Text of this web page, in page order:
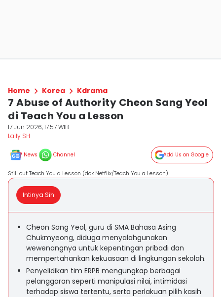
Home Korea Kdrama
7 Abuse of Authority Cheon Sang Yeol
di Teach You a Lesson
17 Jun 2026, 17:57 WIB
Laily SH
News Channel Add Us on Google
Still cut Teach You a Lesson (dok.Netflix/Teach You a Lesson)
Intinya Sih
Cheon Sang Yeol, guru di SMA Bahasa Asing
Chukmyeong, diduga menyalahgunakan
wewenangnya untuk kepentingan pribadi dan
mempertahankan kekuasaan di lingkungan sekolah.
Penyelidikan tim ERPB mengungkap berbagai
pelanggaran seperti manipulasi nilai, intimidasi
terhadap siswa tertentu, serta perlakuan pilih kasih